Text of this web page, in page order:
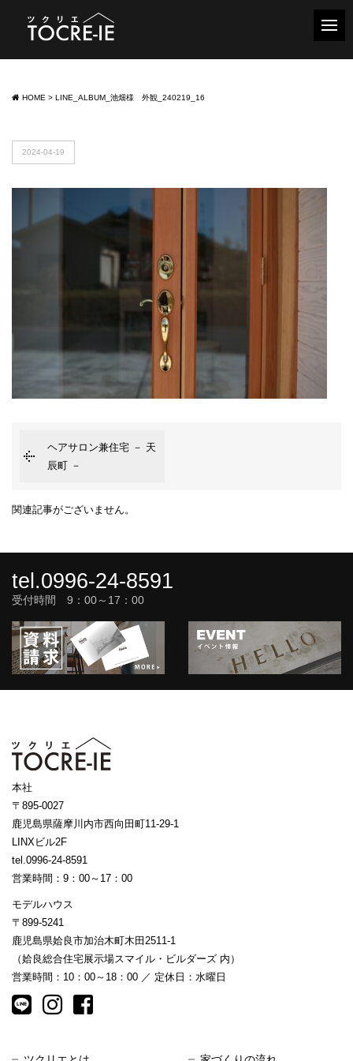
HOME > LINE_ALBUM_池畑様 外観_240219_16
2024-04-19
ヘアサロン兼住宅 － 天
辰町 －
関連記事がございません。
tel.0996-24-8591
受付時間 9：00～17：00
本社
〒895-0027
鹿児島県薩摩川内市西向田町11-29-1
LINXビル2F
tel.0996-24-8591
営業時間：9：00～17：00
モデルハウス
〒899-5241
鹿児島県姶良市加治木町木田2511-1
（姶良総合住宅展示場スマイル・ビルダーズ 内）
営業時間：10：00～18：00 ／ 定休日：水曜日